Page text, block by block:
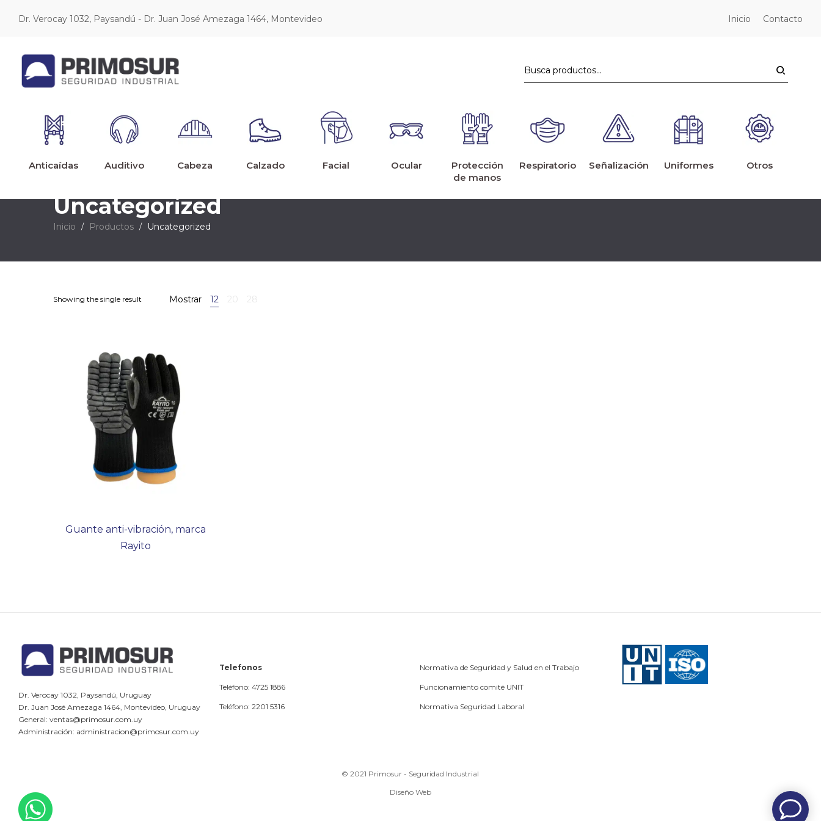
Dr. Verocay 1032, Paysandú - Dr. Juan José Amezaga 1464, Montevideo Contacto
Inicio
Anticaídas Auditivo Cabeza Calzado Facial Ocular
Protección
de manos
Respiratorio Señalización Uniformes Otros
Uncategorized
Inicio / Productos / Uncategorized
Showing the single result Mostrar 12 20 28
Guante anti-vibración, marca
Rayito
Dr. Verocay 1032, Paysandú, Uruguay
Dr. Juan José Amezaga 1464, Montevideo, Uruguay
General: ventas@primosur.com.uy
Administración: administracion@primosur.com.uy
Telefonos
Teléfono: 4725 1886
Teléfono: 2201 5316
Normativa de Seguridad y Salud en el Trabajo
Funcionamiento comité UNIT
Normativa Seguridad Laboral
© 2021 Primosur - Seguridad Industrial
Diseño Web